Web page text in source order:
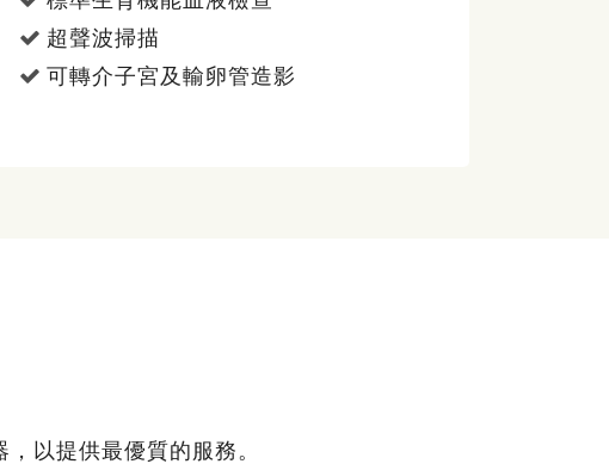
超聲波掃描
可轉介子宮及輸卵管造影
以提供最優質的服務。